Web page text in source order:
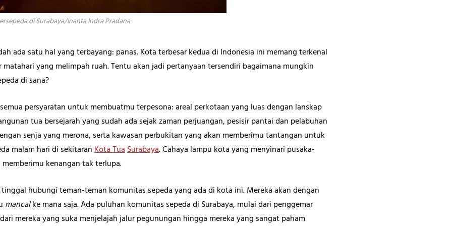
di Surabaya/Inanta Indra Pradana
ada satu hal yang terbayang: panas. Kota terbesar kedua di Indonesia ini memang terkenal
yang melimpah ruah. Tentu akan jadi pertanyaan tersendiri bagaimana mungkin
di sana?
persyaratan untuk membuatmu terpesona: areal perkotaan yang luas dengan lanskap
tua bersejarah yang sudah ada sejak zaman perjuangan, pesisir pantai dan pelabuhan
senja yang merona, serta kawasan perbukitan yang akan memberimu tantangan untuk
malam hari di sekitaranKota TuaSurabaya. Cahaya lampu kota yang menyinari pusaka-
kenangan tak terlupa.
hubungi teman-teman komunitas sepeda yang ada di kota ini. Mereka akan dengan
mancalke mana saja. Ada puluhan komunitas sepeda di Surabaya, mulai dari penggemar
mereka yang suka menjelajah jalur pegunungan hingga mereka yang sangat paham